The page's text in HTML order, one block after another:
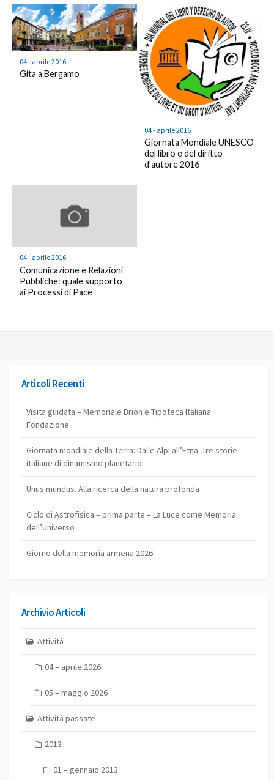
04 - aprile 2016
Gita a Bergamo
04 - aprile 2016
Giornata Mondiale UNESCO
del libro e del diritto
d’autore 2016
04 - aprile 2016
Comunicazione e Relazioni
Pubbliche: quale supporto
ai Processi di Pace
Articoli Recenti
Visita guidata – Memoriale Brion e Tipoteca Italiana
Fondazione
Giornata mondiale della Terra: Dalle Alpi all’Etna. Tre storie
italiane di dinamismo planetario
Unus mundus. Alla ricerca della natura profonda
Ciclo di Astrofisica – prima parte – La Luce come Memoria
dell’Universo
Giorno della memoria armena 2026
Archivio Articoli
Attività
04 – aprile 2026
05 – maggio 2026
Attività passate
2013
01 – gennaio 2013